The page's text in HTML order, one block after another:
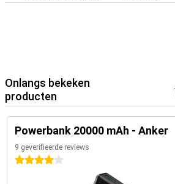
Onlangs bekeken
producten
Powerbank 20000 mAh - Anker
9 geverifieerde reviews
4 sterren